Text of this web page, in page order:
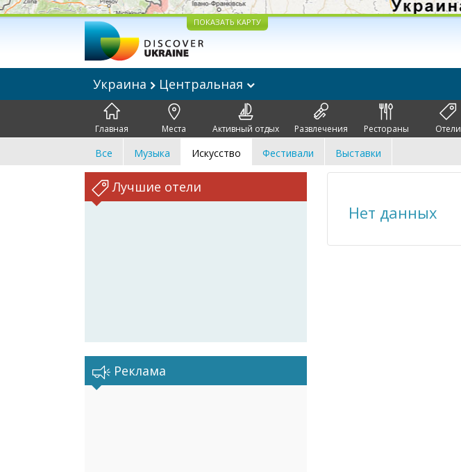
ПОКАЗАТЬ КАРТУ
Украина Центральная
Главная Места Активный отдых Развлечения Рестораны Отели
Все Музыка Искусство Фестивали Выставки
Лучшие отели
Реклама
Нет данных